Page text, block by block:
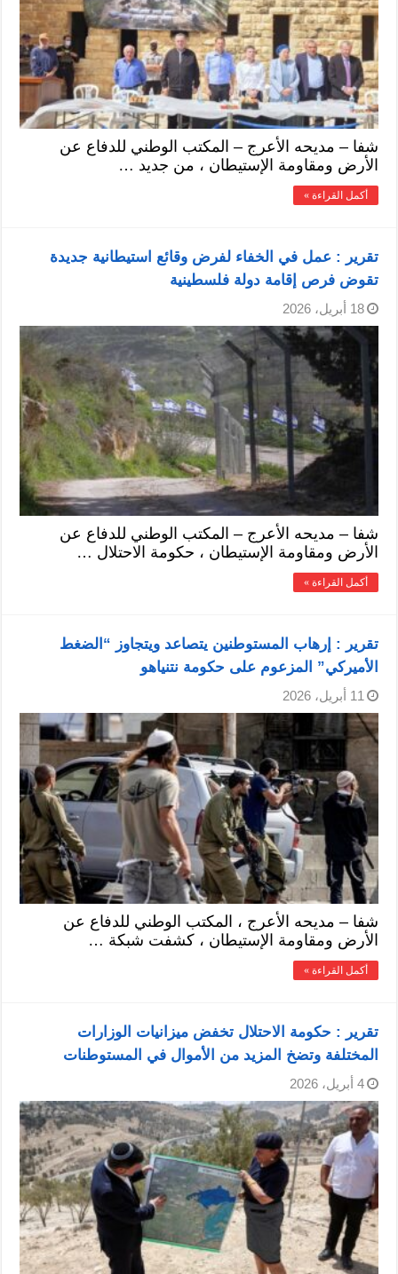
شفا – مديحه الأعرج – المكتب الوطني للدفاع عن
الأرض ومقاومة الإستيطان ، من جديد …
أكمل القراءة »
تقرير : عمل في الخفاء لفرض وقائع استيطانية جديدة
تقوض فرص إقامة دولة فلسطينية
18 أبريل، 2026
شفا – مديحه الأعرج – المكتب الوطني للدفاع عن
الأرض ومقاومة الإستيطان ، حكومة الاحتلال …
أكمل القراءة »
تقرير : إرهاب المستوطنين يتصاعد ويتجاوز “الضغط
الأميركي” المزعوم على حكومة نتنياهو
11 أبريل، 2026
شفا – مديحه الأعرج ، المكتب الوطني للدفاع عن
الأرض ومقاومة الإستيطان ، كشفت شبكة …
أكمل القراءة »
تقرير : حكومة الاحتلال تخفض ميزانيات الوزارات
المختلفة وتضخ المزيد من الأموال في المستوطنات
4 أبريل، 2026